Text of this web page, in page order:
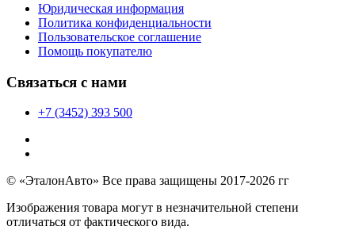
Юридическая информация
Политика конфиденциальности
Пользовательское соглашение
Помощь покупателю
Связаться с нами
+7 (3452) 393 500
© «ЭталонАвто» Все права защищены 2017-2026 гг
Изображения товара могут в незначительной степени
отличаться от фактического вида.